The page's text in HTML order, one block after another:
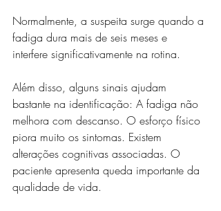
Normalmente, a suspeita surge quando a
fadiga dura mais de seis meses e
interfere significativamente na rotina.
Além disso, alguns sinais ajudam
bastante na identificação: A fadiga não
melhora com descanso. O esforço físico
piora muito os sintomas. Existem
alterações cognitivas associadas. O
paciente apresenta queda importante da
qualidade de vida.